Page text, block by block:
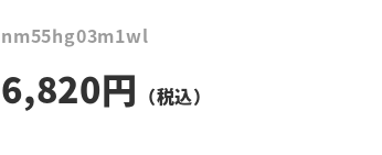
nm55hg03m1wl
6,820